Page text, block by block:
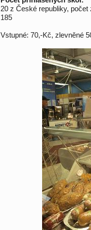
20 z České republiky,
185
Vstupné: 70,-Kč, zlevněné